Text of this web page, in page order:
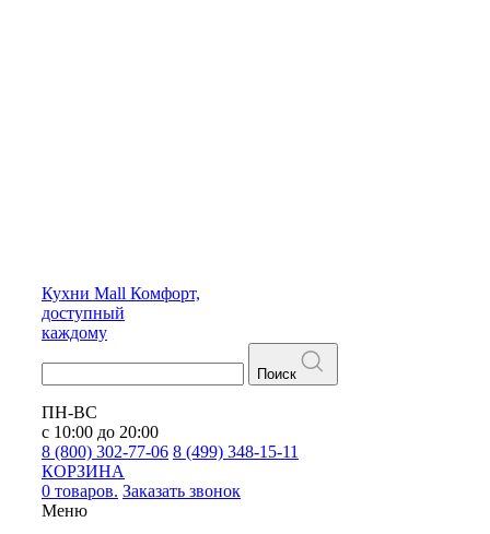
Кухни Mall Комфорт,
доступный
каждому
Поиск
ПН-ВС
с 10:00 до 20:00
8 (800) 302-77-06 8 (499) 348-15-11
КОРЗИНА
0 товаров. Заказать звонок
Меню